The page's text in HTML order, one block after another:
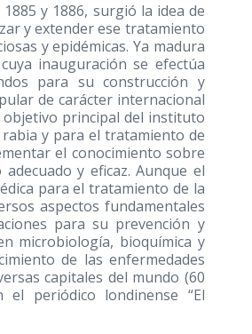
y 1886, surgió la idea de
y extender ese tratamiento
y epidémicas. Ya madura
inauguración se efectúa
para su construcción y
de carácter internacional
objetivo principal del instituto
y para el tratamiento de
el conocimiento sobre
y eficaz. Aunque el
para el tratamiento de la
aspectos fundamentales
para su prevención y
microbiología, bioquímica y
de las enfermedades
capitales del mundo (60
periódico londinense “El